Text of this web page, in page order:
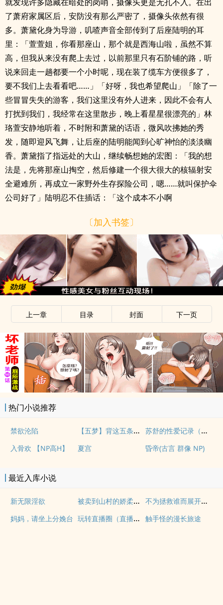
了萧府家属区后，安防没有那么严密了，摄像头依然有很
多。萧黛化身为导游，叽喳声音全部传到了后座陆明的耳
里：「萱萱姐，你看那座山，那个就是西海山啦，虽然不算
高，但我从来没有爬上去过，以前那里只有石阶铺的路，听
说来回走一趟都要一个小时呢，现在装了缆车方便很多了，
要不我们上去看看吧……」「好呀，我也希望爬山」「除了一
些冒冒失失的游客，我们这里没有外人进来，因此不会有人
打扰到我们，我经常在这里散步，晚上看星星很漂亮的」林
珞萱安静地听着，不时附和萧黛的话语，微风吹拂她的秀
发，随即迎风飞舞，让后座的陆明能闻到心旷神怡的淡淡幽
香。萧黛指了指远处的大山，继续畅想她的宏图：「我的想
法是，先将那座山掏空，然后修建一个很大很大的核辐射安
全避难所，再成立一家野外生存探险公司，嗯……就叫保护伞
公司好了」陆明忍不住插话：「这个成本不小啊
〔加入书签〕
上一章 目录 封面 下一页
热门小说推荐
禁欲沦陷 【五梦】背这五条，悟透 苏舒的性爱记录（高H）
入骨欢 【NP高H】 夏宫 昏帝(古言 群像 NP)
最近入库小说
新无限淫欲 被卖到山村的娇柔母亲（整体编修全本） 不为拯救谁而展开的航行
妈妈，请坐上分娩台 玩转直播圈（直播女神改编） 触手怪的漫长旅途